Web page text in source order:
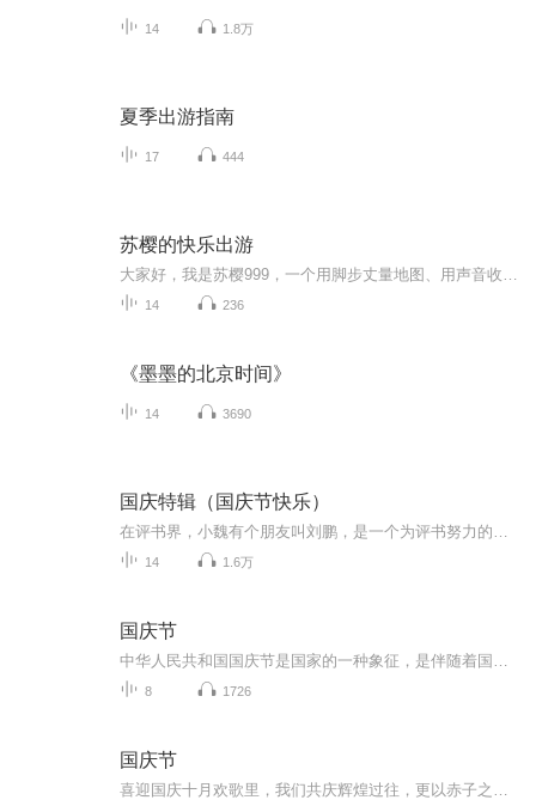
14 1.8万
夏季出游指南
17 444
苏樱的快乐出游
14 236
《墨墨的北京时间》
14 3690
国庆特辑（国庆节快乐）
14 1.6万
国庆节
8 1726
国庆节